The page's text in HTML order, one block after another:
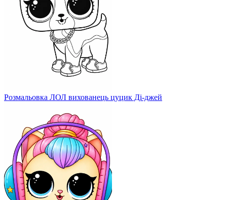
Розмальовка ЛОЛ вихованець цуцик Ді-джей